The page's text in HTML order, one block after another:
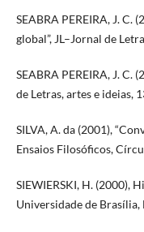
SEABRA PEREIRA, J. C.
global”, JL–Jornal de
SEABRA PEREIRA, J. C.
de Letras, artes e ideias,
SILVA, A. da (2001),
Ensaios Filosóficos,
SIEWIERSKI, H. (2000),
Universidade de Brasília,